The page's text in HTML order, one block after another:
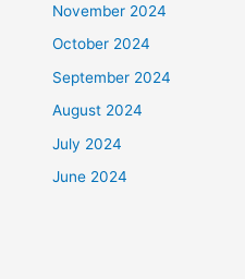
November 2024
October 2024
September 2024
August 2024
July 2024
June 2024